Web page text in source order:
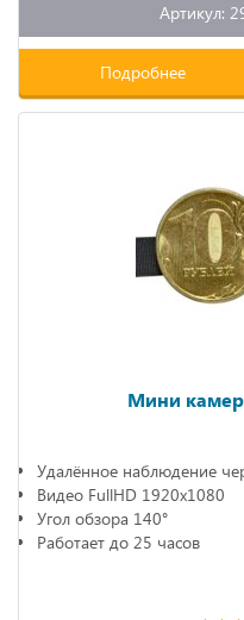
Артикул:
Подробнее
Мини
Удалённое наблюдение
Видео FullHD 1920х1080
Угол обзора 140°
Работает до 25 часов